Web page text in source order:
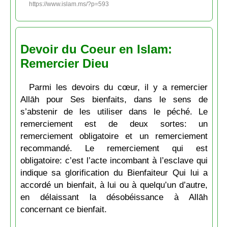
https://www.islam.ms/?p=593
Devoir du Coeur en Islam:
Remercier Dieu
Parmi les devoirs du cœur, il y a remercier
Allāh pour Ses bienfaits, dans le sens de
s’abstenir de les utiliser dans le péché. Le
remerciement est de deux sortes: un
remerciement obligatoire et un remerciement
recommandé. Le remerciement qui est
obligatoire: c’est l’acte incombant à l’esclave qui
indique sa glorification du Bienfaiteur Qui lui a
accordé un bienfait, à lui ou à quelqu’un d’autre,
en délaissant la désobéissance à Allāh
concernant ce bienfait.